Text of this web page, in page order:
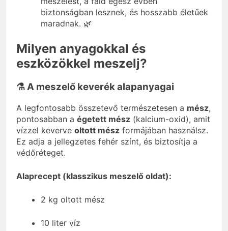
biztonságban lesznek, és hosszabb életűek
maradnak. 🌿
Milyen anyagokkal és
eszközökkel meszelj?
⚗️ A meszelő keverék alapanyagai
A legfontosabb összetevő természetesen a mész,
pontosabban a égetett mész (kalcium-oxid), amit
vízzel keverve oltott mész formájában használsz.
Ez adja a jellegzetes fehér színt, és biztosítja a
védőréteget.
Alaprecept (klasszikus meszelő oldat):
2 kg oltott mész
10 liter víz